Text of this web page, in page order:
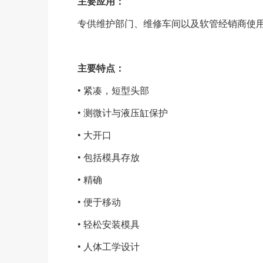
专供维护部门、维修车间以及软管经销商使
主要特点：
• 紧凑，短型头部
• 测微计与液压缸保护
• 大开口
• 包括模具存放
• 精确
• 便于移动
• 轻松安装模具
• 人体工学设计